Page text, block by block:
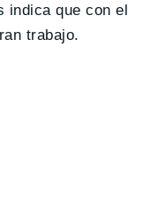
indica que con el
trabajo.